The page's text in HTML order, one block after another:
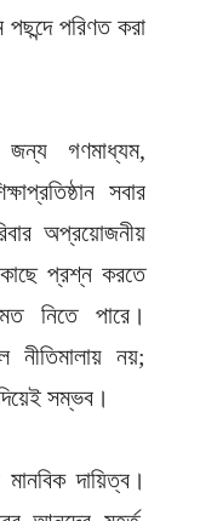
পরিণত করা
জন্য গণমাধ্যম,
সবার
অপ্রয়োজনীয়
কাছে প্রশ্ন করতে
নিতে পারে।
নীতিমালায় নয়;
সম্ভব।
দায়িত্ব।